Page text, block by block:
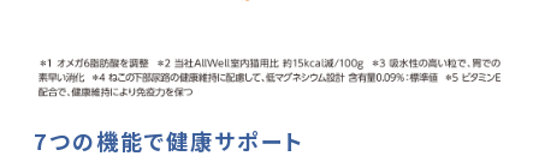
7つの機能で健康サポート